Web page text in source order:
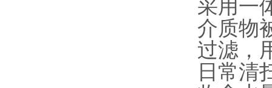
采用一
介质物
过滤，
日常清